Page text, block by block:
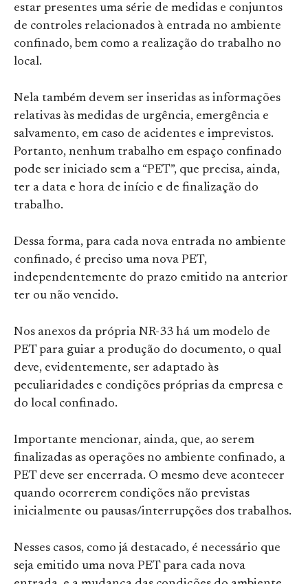
estar presentes uma série de medidas e conjuntos
de controles relacionados à entrada no ambiente
confinado, bem como a realização do trabalho no
local.
Nela também devem ser inseridas as informações
relativas às medidas de urgência, emergência e
salvamento, em caso de acidentes e imprevistos.
Portanto, nenhum trabalho em espaço confinado
pode ser iniciado sem a “PET”, que precisa, ainda,
ter a data e hora de início e de finalização do
trabalho.
Dessa forma, para cada nova entrada no ambiente
confinado, é preciso uma nova PET,
independentemente do prazo emitido na anterior
ter ou não vencido.
Nos anexos da própria NR-33 há um modelo de
PET para guiar a produção do documento, o qual
deve, evidentemente, ser adaptado às
peculiaridades e condições próprias da empresa e
do local confinado.
Importante mencionar, ainda, que, ao serem
finalizadas as operações no ambiente confinado, a
PET deve ser encerrada. O mesmo deve acontecer
quando ocorrerem condições não previstas
inicialmente ou pausas/interrupções dos trabalhos.
Nesses casos, como já destacado, é necessário que
seja emitido uma nova PET para cada nova